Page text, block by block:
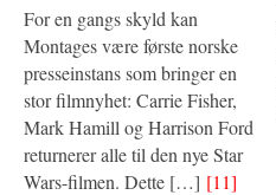
For en gangs skyld kan
Montages være første norske
presseinstans som bringer en
stor filmnyhet: Carrie Fisher,
Mark Hamill og Harrison Ford
returnerer alle til den nye Star
Wars-filmen. Dette […] [11]